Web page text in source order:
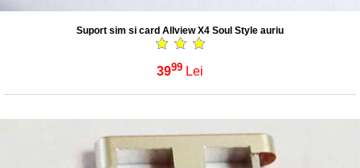
Suport sim si card Allview X4 Soul Style auriu
3999 Lei